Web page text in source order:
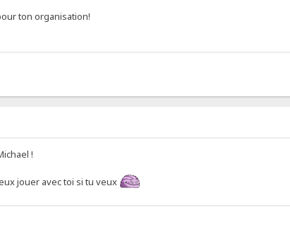
ton organisation!
!
jouer avec toi si tu veux